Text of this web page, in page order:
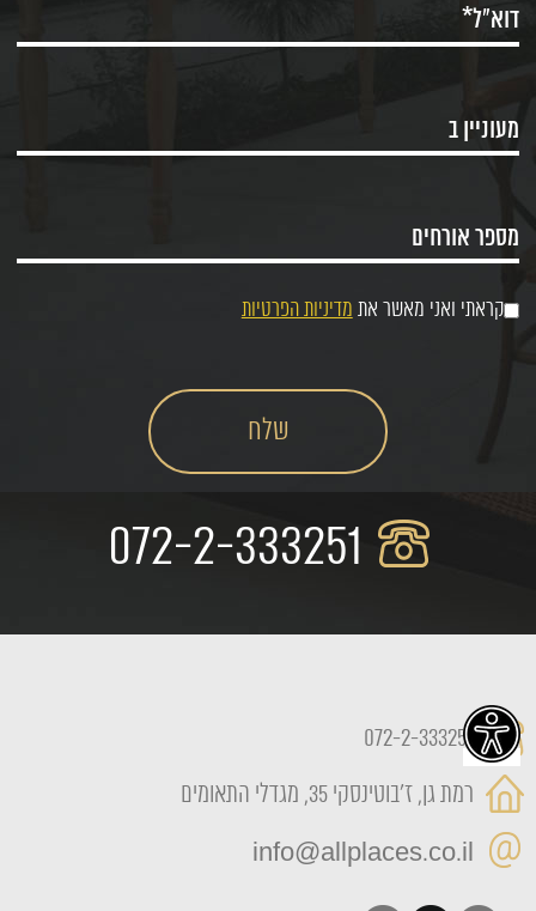
קראתי ואני מאשר את מדיניות הפרטיות
072-2-333251
רמת גן, ז'בוטינסקי 35, מגדלי התאומים
info@allplaces.co.il